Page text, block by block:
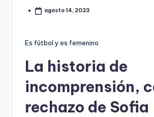
agosto 14, 2023
Es fútbol y es femenino
La historia de
incomprensión,
rechazo de Sofia